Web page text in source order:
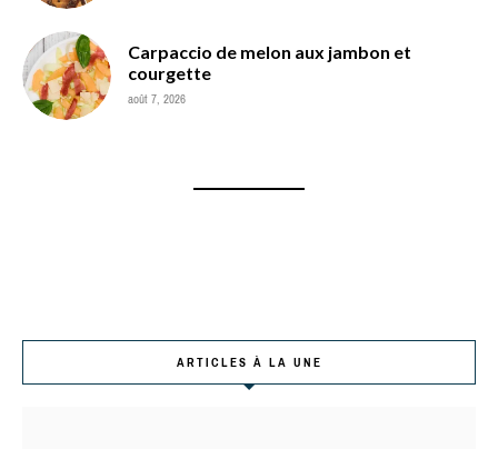
Carpaccio de melon aux jambon et
courgette
août 7, 2026
ARTICLES À LA UNE